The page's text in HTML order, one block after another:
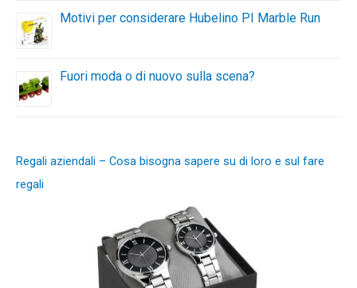
Motivi per considerare Hubelino PI Marble Run
Fuori moda o di nuovo sulla scena?
Regali aziendali – Cosa bisogna sapere su di loro e sul fare
regali